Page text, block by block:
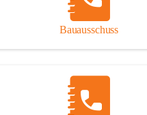
Bauausschuss